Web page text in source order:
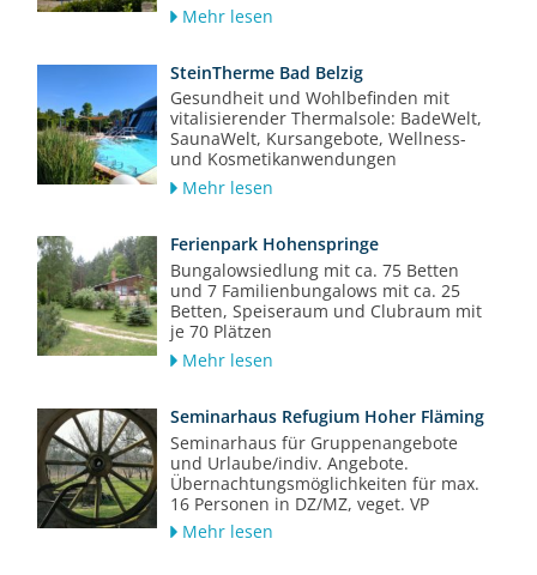
Mehr lesen
SteinTherme Bad Belzig
Gesundheit und Wohlbefinden mit
vitalisierender Thermalsole: BadeWelt,
SaunaWelt, Kursangebote, Wellness-
und Kosmetikanwendungen
Mehr lesen
Ferienpark Hohenspringe
Bungalowsiedlung mit ca. 75 Betten
und 7 Familienbungalows mit ca. 25
Betten, Speiseraum und Clubraum mit
je 70 Plätzen
Mehr lesen
Seminarhaus Refugium Hoher Fläming
Seminarhaus für Gruppenangebote
und Urlaube/indiv. Angebote.
Übernachtungsmöglichkeiten für max.
16 Personen in DZ/MZ, veget. VP
Mehr lesen